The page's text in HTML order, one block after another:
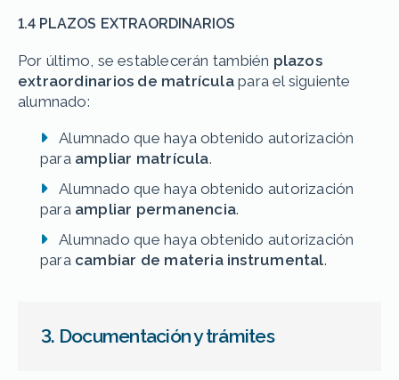
1.4 PLAZOS EXTRAORDINARIOS
Por último, se establecerán también plazos
extraordinarios de matrículapara el siguiente
alumnado:
Alumnado que haya obtenido autorización
para ampliar matrícula.
Alumnado que haya obtenido autorización
para ampliar permanencia.
Alumnado que haya obtenido autorización
para cambiar de materia instrumental.
3. Documentación y trámites